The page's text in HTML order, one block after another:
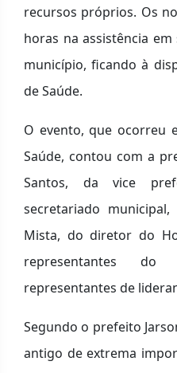
recursos próprios. Os
horas na assistência
município, ficando à
de Saúde.
O evento, que ocorreu
Saúde, contou com a
Santos, da vice
secretariado
Mista, do diretor do
representantes
representantes de
Segundo o prefeito
antigo de extrema